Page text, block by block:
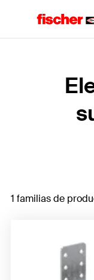
1 familias de